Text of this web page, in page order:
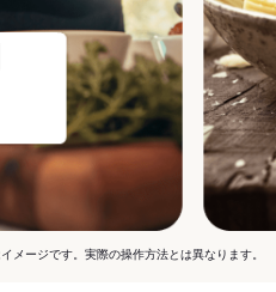
メージです。実際の操作方法とは異なります。